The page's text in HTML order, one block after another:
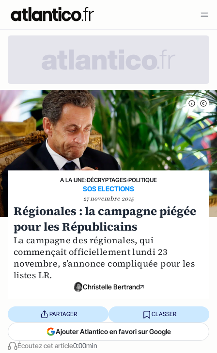
A LA UNE›DÉCRYPTAGES›POLITIQUE
SOS ELECTIONS
27 novembre 2015
Régionales : la campagne piégée
pour les Républicains
La campagne des régionales, qui
commençait officiellement lundi 23
novembre, s’annonce compliquée pour les
listes LR.
Christelle Bertrand
Écoutez cet article0:00min
PARTAGER CLASSER
Ajouter Atlantico en favori sur Google